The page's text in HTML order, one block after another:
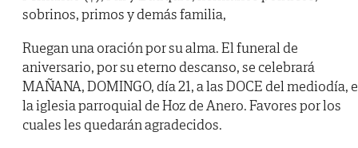
sobrinos, primos y demás familia,
Ruegan una oración por su alma. El funeral de
aniversario, por su eterno descanso, se celebrará
MAÑANA, DOMINGO, día 21, a las DOCE del mediodía,
la iglesia parroquial de Hoz de Anero. Favores por los
cuales les quedarán agradecidos.